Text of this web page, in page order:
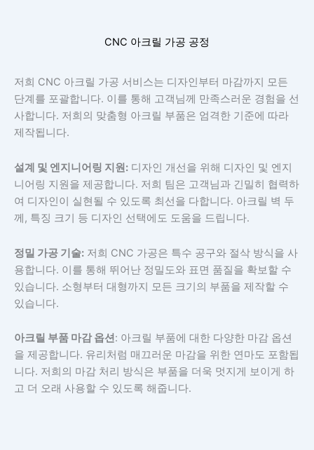
CNC 아크릴 가공 공정
저희 CNC 아크릴 가공 서비스는 디자인부터 마감까지 모든
단계를 포괄합니다. 이를 통해 고객님께 만족스러운 경험을 선
사합니다. 저희의 맞춤형 아크릴 부품은 엄격한 기준에 따라
제작됩니다.
설계 및 엔지니어링 지원: 디자인 개선을 위해 디자인 및 엔지
니어링 지원을 제공합니다. 저희 팀은 고객님과 긴밀히 협력하
여 디자인이 실현될 수 있도록 최선을 다합니다. 아크릴 벽 두
께, 특징 크기 등 디자인 선택에도 도움을 드립니다.
정밀 가공 기술: 저희 CNC 가공은 특수 공구와 절삭 방식을 사
용합니다. 이를 통해 뛰어난 정밀도와 표면 품질을 확보할 수
있습니다. 소형부터 대형까지 모든 크기의 부품을 제작할 수
있습니다.
아크릴 부품 마감 옵션: 아크릴 부품에 대한 다양한 마감 옵션
을 제공합니다. 유리처럼 매끄러운 마감을 위한 연마도 포함됩
니다. 저희의 마감 처리 방식은 부품을 더욱 멋지게 보이게 하
고 더 오래 사용할 수 있도록 해줍니다.